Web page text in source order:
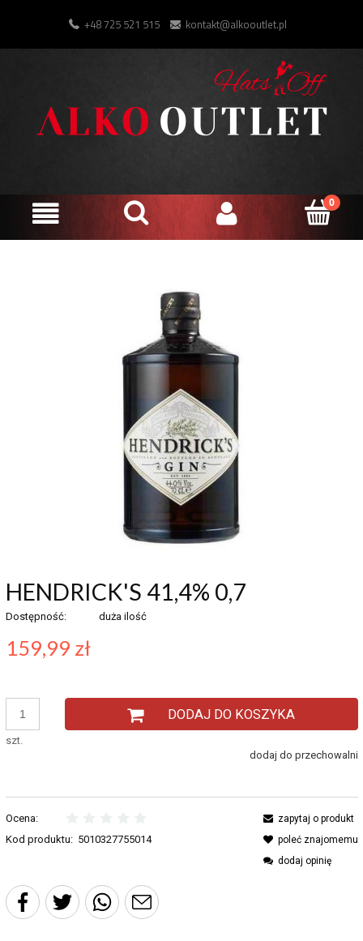
+48 725 521 515 kontakt@alkooutlet.pl
HENDRICK'S 41,4% 0,7
Dostępność: duża ilość
159,99 zł
szt.
DODAJ DO KOSZYKA
dodaj do przechowalni
Ocena:
Kod produktu: 5010327755014
zapytaj o produkt
poleć znajomemu
dodaj opinię